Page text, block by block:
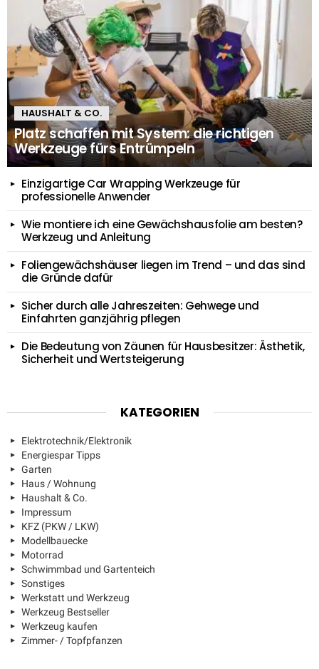
HAUSHALT & CO.
Platz schaffen mit System: die richtigen
Werkzeuge fürs Entrümpeln
Einzigartige Car Wrapping Werkzeuge für
professionelle Anwender
Wie montiere ich eine Gewächshausfolie am besten?
Werkzeug und Anleitung
Foliengewächshäuser liegen im Trend – und das sind
die Gründe dafür
Sicher durch alle Jahreszeiten: Gehwege und
Einfahrten ganzjährig pflegen
Die Bedeutung von Zäunen für Hausbesitzer: Ästhetik,
Sicherheit und Wertsteigerung
KATEGORIEN
Elektrotechnik/Elektronik
Energiespar Tipps
Garten
Haus / Wohnung
Haushalt & Co.
Impressum
KFZ (PKW / LKW)
Modellbauecke
Motorrad
Schwimmbad und Gartenteich
Sonstiges
Werkstatt und Werkzeug
Werkzeug Bestseller
Werkzeug kaufen
Zimmer- / Topfpfanzen